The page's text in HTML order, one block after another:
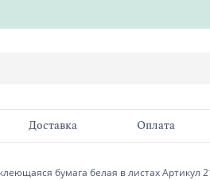
Доставка Оплата
бумага белая в листах Артикул